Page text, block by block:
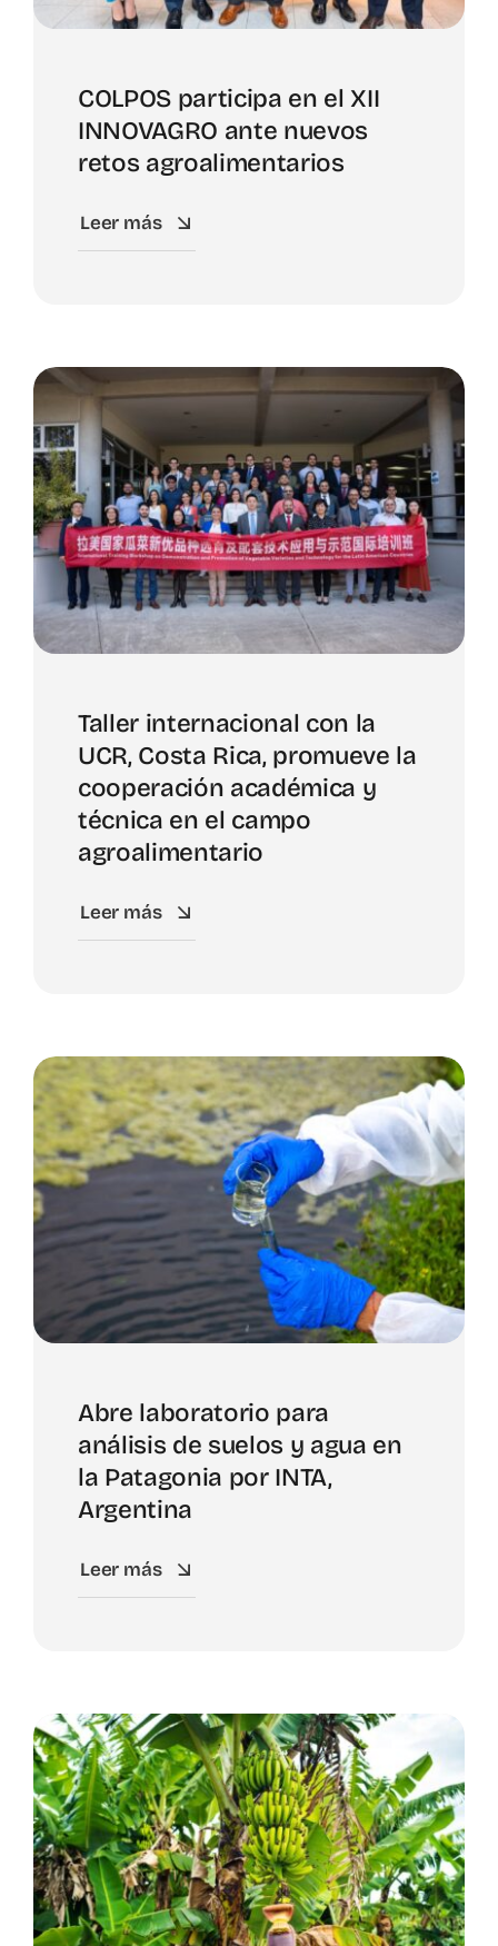
COLPOS participa en el XII
INNOVAGRO ante nuevos
retos agroalimentarios
Leer más
Taller internacional con la
UCR, Costa Rica, promueve la
cooperación académica y
técnica en el campo
agroalimentario
Leer más
Abre laboratorio para
análisis de suelos y agua en
la Patagonia por INTA,
Argentina
Leer más